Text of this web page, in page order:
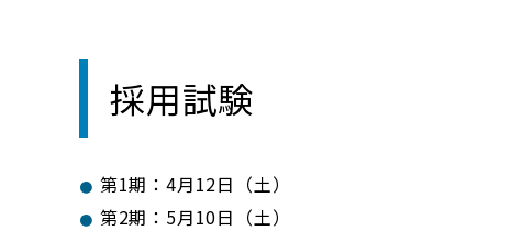
採用試験
第1期：4月12日（土）
第2期：5月10日（土）